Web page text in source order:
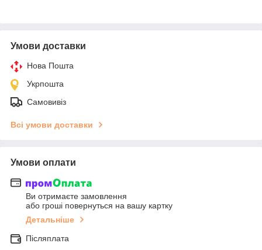
Умови доставки
Нова Пошта
Укрпошта
Самовивіз
Всі умови доставки
Умови оплати
Ви отримаєте замовлення
або гроші повернуться на вашу картку
Детальніше
Післяплата